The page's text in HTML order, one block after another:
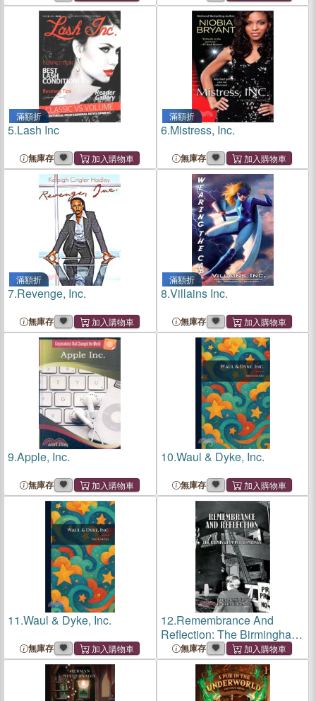
滿額折
5.Lash Inc
無庫存
滿額折
6.Mistress, Inc.
無庫存
滿額折
7.Revenge, Inc.
無庫存
滿額折
8.Villains Inc.
無庫存
9.Apple, Inc.
無庫存
10.Waul & Dyke, Inc.
無庫存
11.Waul & Dyke, Inc.
無庫存
12.Remembrance And
Reflection: The Birmingham
Pub Bombings
無庫存